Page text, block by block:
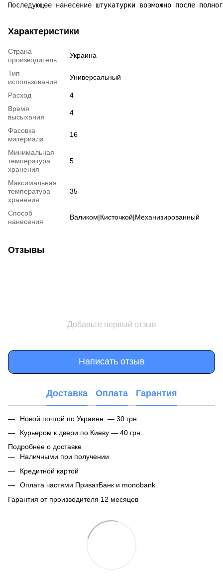
Последующее нанесение штукатурки возможно после
Характеристики
Страна
производитель
Украина
Тип
использования
Универсальный
Расход
4
Время
высыхания
4
Фасовка
материала
16
Минимальная
температура
хранения
5
Максимальная
температура
хранения
35
Способ
нанесения
Валиком|Кисточкой|Механизированный
Отзывы
Добавьте первый отзыв
Написать отзыв
Доставка Оплата Гарантия
Новой почтой по Украине — 30 грн.
Курьером к двери по Киеву — 40 грн.
Подробнее о доставке
Наличными при получении
Кредитной картой
Оплата частями ПриватБанк и monobank
Гарантия от производителя 12 месяцев